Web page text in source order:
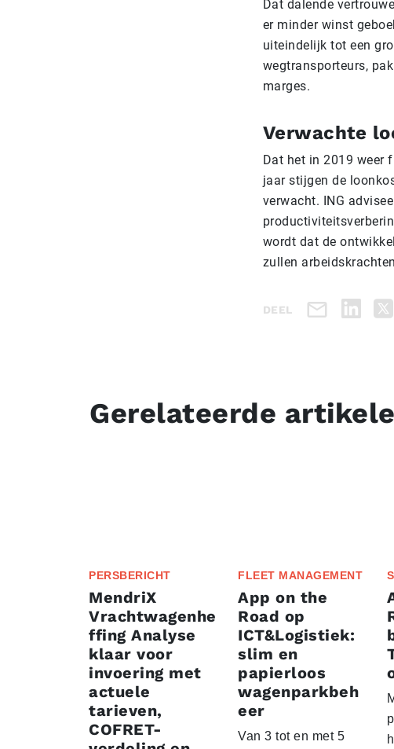
Dat dalende
er minder winst
uiteindelijk tot een
wegtransporteurs,
marges.
Verwachte
Dat het in 2019 weer
jaar stijgen de
verwacht. ING
wordt dat de
zullen
DEEL
Gerelateerde
PERSBERICHT
MendriX
Vrachtwagenhe
ffing Analyse
klaar voor
invoering met
actuele
tarieven,
COFRET-
FLEET MANAGEMENT
App on the
Road op
ICT&Logistiek:
slim en
papierloos
wagenparkbeh
eer
Van 3 tot en met 5